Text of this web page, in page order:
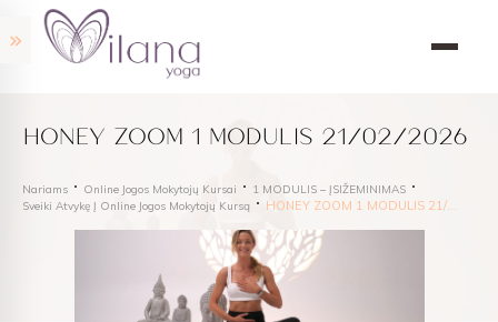
HONEY ZOOM 1 MODULIS 21/02/2026
Nariams Online Jogos Mokytojų Kursai
1 MODULIS – ĮSIŽEMINIMAS
Sveiki Atvykę Į Online Jogos Mokytojų Kursą
HONEY ZOOM 1 MODULIS 21/02/2026